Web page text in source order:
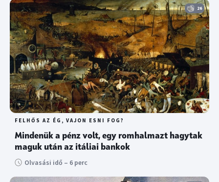
26
FELHŐS AZ ÉG, VAJON ESNI FOG?
Mindenük a pénz volt, egy romhalmazt hagytak
maguk után az itáliai bankok
Olvasási idő – 6 perc